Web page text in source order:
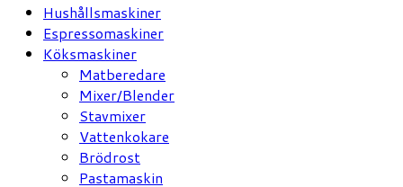
Hushållsmaskiner
Espressomaskiner
Köksmaskiner
Matberedare
Mixer/Blender
Stavmixer
Vattenkokare
Brödrost
Pastamaskin